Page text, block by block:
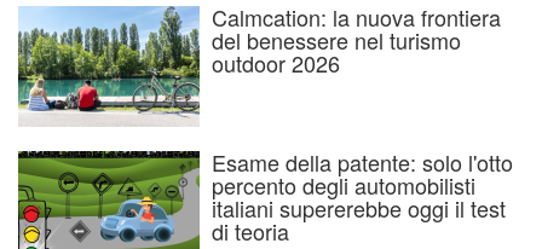
Calmcation: la nuova frontiera
del benessere nel turismo
outdoor 2026
Esame della patente: solo l'otto
percento degli automobilisti
italiani supererebbe oggi il test
di teoria